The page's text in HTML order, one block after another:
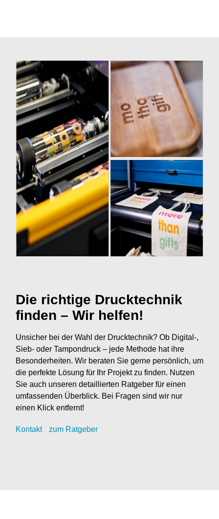
Die richtige Drucktechnik
finden – Wir helfen!
Unsicher bei der Wahl der Drucktechnik? Ob Digital-,
Sieb- oder Tampondruck – jede Methode hat ihre
Besonderheiten. Wir beraten Sie gerne persönlich, um
die perfekte Lösung für Ihr Projekt zu finden. Nutzen
Sie auch unseren detaillierten Ratgeber für einen
umfassenden Überblick. Bei Fragen sind wir nur
einen Klick entfernt!
Kontakt zum Ratgeber